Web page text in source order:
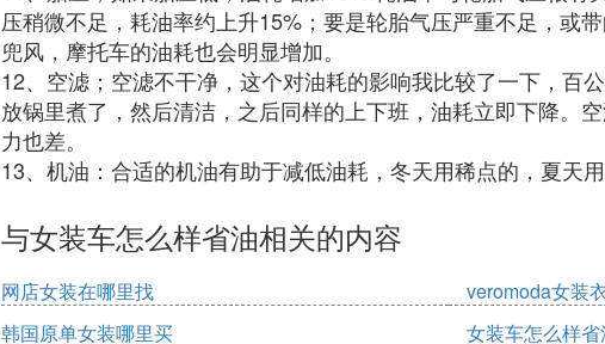
压稍微不足，耗油率约上升15%；要是轮胎气压严重不足，或
兜风，摩托车的油耗也会明显增加。
12、空滤；空滤不干净，这个对油耗的影响我比较了一下，百
放锅里煮了，然后清洁，之后同样的上下班，油耗立即下降。
力也差。
13、机油：合适的机油有助于减低油耗，冬天用稀点的，夏天用
与女装车怎么样省油相关的内容
网店女装在哪里找
veromoda女装
韩国原单女装哪里买
女装车怎么样省